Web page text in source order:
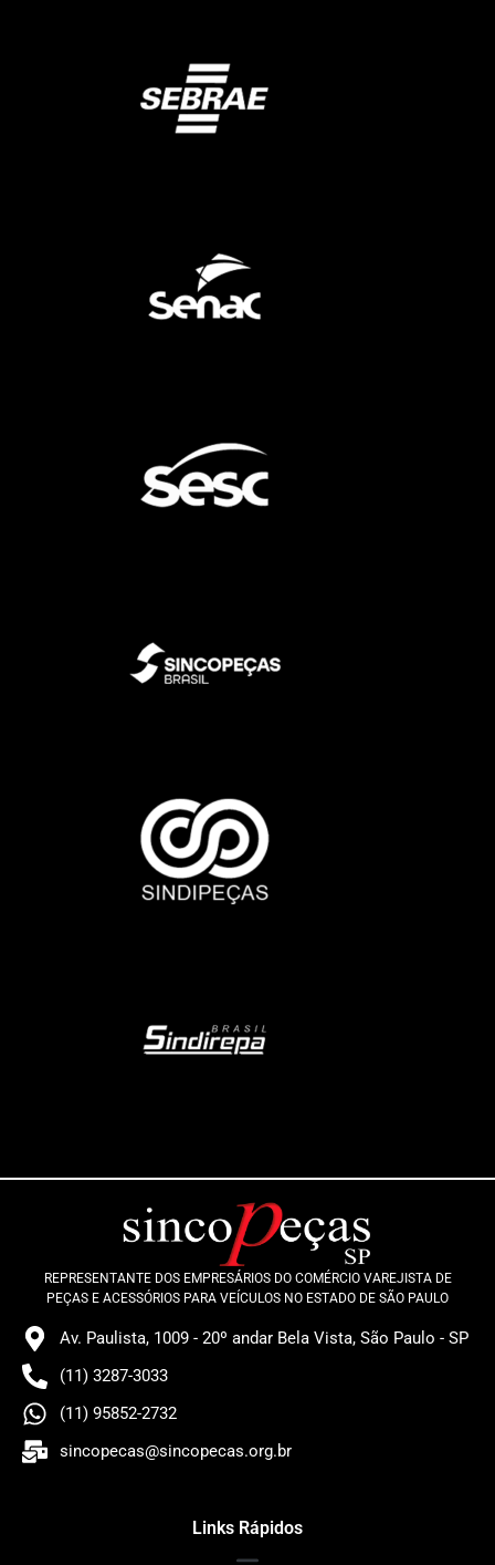
REPRESENTANTE DOS EMPRESÁRIOS DO COMÉRCIO VAREJISTA DE
PEÇAS E ACESSÓRIOS PARA VEÍCULOS NO ESTADO DE SÃO PAULO
Av. Paulista, 1009 - 20º andar Bela Vista, São Paulo - SP
(11) 3287-3033
(11) 95852-2732
sincopecas@sincopecas.org.br
Links Rápidos